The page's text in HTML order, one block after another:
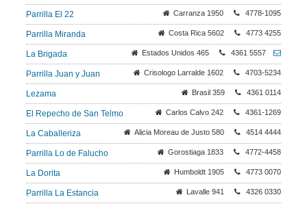
Parrilla El 22 Carranza 1950 4778-1095
Parrilla Miranda Costa Rica 5602 4773 4255
La Brigada Estados Unidos 465 4361 5557
Parrilla Juan y Juan Crisologo Larralde 1602 4703-5234
Lezama Brasil 359 4361 0114
El Repecho de San Telmo Carlos Calvo 242 4361-1269
La Caballeriza Alicia Moreau de Justo 580 4514 4444
Parrilla Lo de Falucho Gorostiaga 1833 4772-4458
La Dorita Humboldt 1905 4773 0070
Parrilla La Estancia Lavalle 941 4326 0330